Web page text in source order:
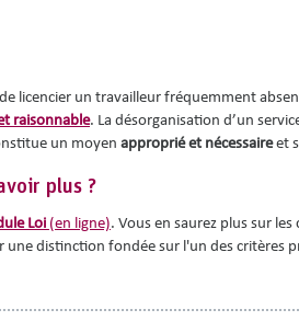
licencier un travailleur fréquemment
raisonnable. La désorganisation d’un
un moyen approprié et nécessaireet
plus ?
Loi (en ligne). Vous en saurez plus sur
distinction fondée sur l'un des critères